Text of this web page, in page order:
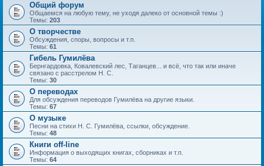
Общий форум
Общаемся на любую тему, не уходя далеко от основной темы :)
Темы: 203
О творчестве
Обсуждения, споры, вопросы и т.п.
Темы: 61
Гибель Гумилёва
Бернгардовка, Ковалевский лес, Таганцев... и всё, что так или иначе
связано с расстрелом Н. С.
Темы: 30
О переводах
Для обсуждения переводов Гумилёва на другие языки.
Темы: 67
О музыке
Песни на стихи Н. С. Гумилёва, ссылки, обсуждение.
Темы: 48
Книги off-line
Информация о выходящих книгах, сборниках и т.п.
Темы: 64